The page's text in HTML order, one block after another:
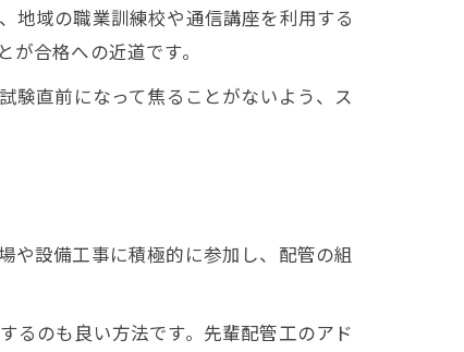
地域の職業訓練校や通信講座を利用する
合格への近道です。
験直前になって焦ることがないよう、ス
や設備工事に積極的に参加し、配管の組
るのも良い方法です。先輩配管工のアド